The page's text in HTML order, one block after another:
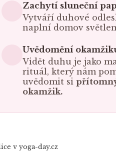
Zachytí sluneční
Vytváří duhové
naplní domov
Uvědomění
Vidět duhu je jako
rituál, který nám
uvědomit si
okamžik.
v yoga-day.cz